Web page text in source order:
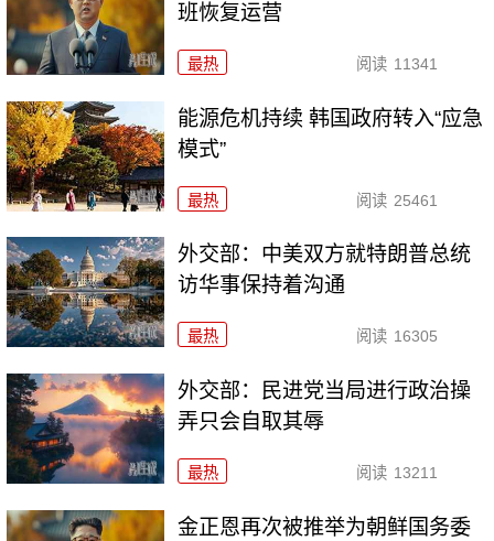
班恢复运营
最热 阅读 11341
能源危机持续 韩国政府转入“应急
模式”
最热 阅读 25461
外交部：中美双方就特朗普总统
访华事保持着沟通
最热 阅读 16305
外交部：民进党当局进行政治操
弄只会自取其辱
最热 阅读 13211
金正恩再次被推举为朝鲜国务委